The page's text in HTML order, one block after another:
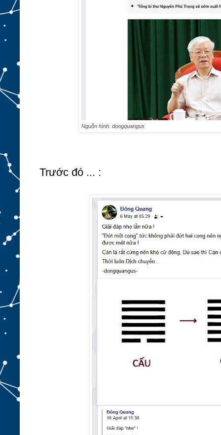
Nguồn hình: dongquangus
Trước đó ... :